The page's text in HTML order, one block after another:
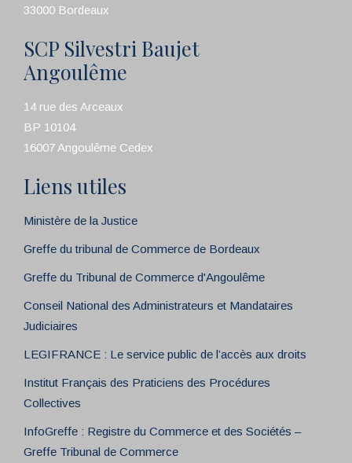
33000 Bordeaux
SCP Silvestri Baujet
Angoulême
14 rue des Arceaux
BP 10104
16007 Angoulême Cedex
Liens utiles
Ministère de la Justice
Greffe du tribunal de Commerce de Bordeaux
Greffe du Tribunal de Commerce d'Angoulême
Conseil National des Administrateurs et Mandataires
Judiciaires
LEGIFRANCE : Le service public de l’accès aux droits
Institut Français des Praticiens des Procédures
Collectives
InfoGreffe : Registre du Commerce et des Sociétés –
Greffe Tribunal de Commerce